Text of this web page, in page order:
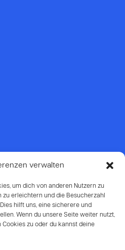
verwalten
um dich von anderen Nutzern zu
erleichtern und die Besucherzahl
hilft uns, eine sicherere und
Wenn du unsere Seite weiter nutzt,
zu oder du kannst deine
Do: 9.00-14.00)
3434 7
ist